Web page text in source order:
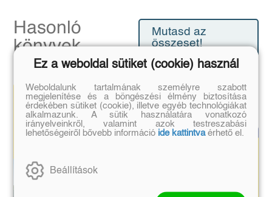
Hasonló
könyvek
Mutasd az
összeset!
Ez a weboldal sütiket (cookie) használ
Weboldalunk tartalmának személyre szabott
megjelenítése és a böngészési élmény biztosítása
érdekében sütiket (cookie), illetve egyéb technológiákat
alkalmazunk. A sütik használatára vonatkozó
irányelveinkről, valamint azok testreszabási
lehetőségeiről bővebb információ ide kattintvaérhető el.
Beállítások